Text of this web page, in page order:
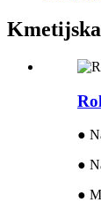
Kmetijska
●
●
●